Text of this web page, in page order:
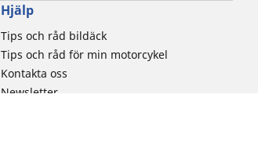
Hjälp
Tips och råd bildäck
Tips och råd för min motorcykel
Kontakta oss
Newsletter